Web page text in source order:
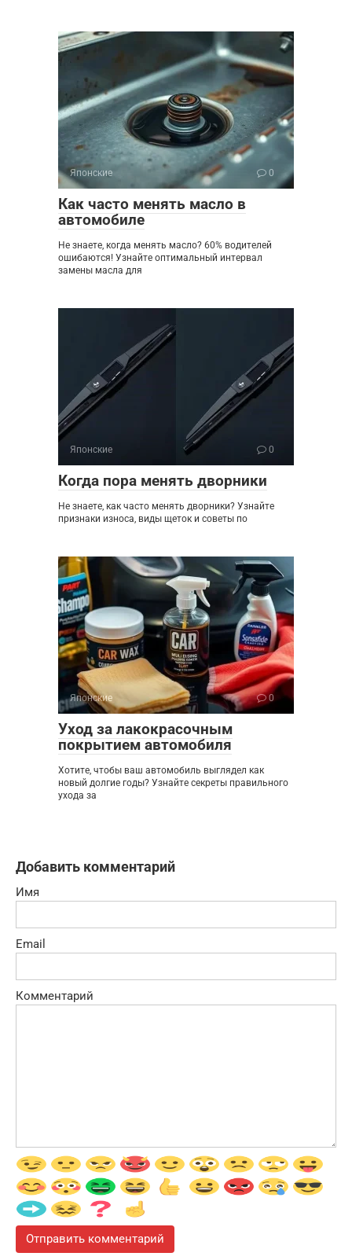
Японские 0
Как часто менять масло в
автомобиле
Не знаете, когда менять масло? 60% водителей
ошибаются! Узнайте оптимальный интервал
замены масла для
Японские 0
Когда пора менять дворники
Не знаете, как часто менять дворники? Узнайте
признаки износа, виды щеток и советы по
Японские 0
Уход за лакокрасочным
покрытием автомобиля
Хотите, чтобы ваш автомобиль выглядел как
новый долгие годы? Узнайте секреты правильного
ухода за
Добавить комментарий
Имя
Email
Комментарий